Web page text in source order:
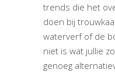
trends die het
doen bij
waterverf of de
niet is wat jullie
genoeg